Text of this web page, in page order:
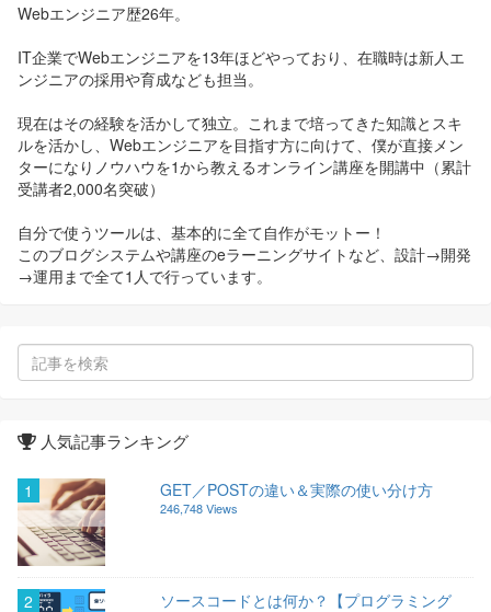
Webエンジニア歴26年。
IT企業でWebエンジニアを13年ほどやっており、在職時は新人エ
ンジニアの採用や育成なども担当。
現在はその経験を活かして独立。これまで培ってきた知識とスキ
ルを活かし、Webエンジニアを目指す方に向けて、僕が直接メン
ターになりノウハウを1から教えるオンライン講座を開講中（累計
受講者2,000名突破）
自分で使うツールは、基本的に全て自作がモットー！
このブログシステムや講座のeラーニングサイトなど、設計→開発
→運用まで全て1人で行っています。
人気記事ランキング
1 GET／POSTの違い＆実際の使い分け方
246,748 Views
2
ソースコードとは何か？【プログラミング